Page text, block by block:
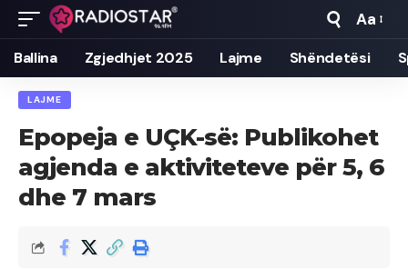
Font
Resizer
Aa
Ballina Zgjedhjet 2025 Lajme Shëndetësi
LAJME
Epopeja e UÇK-së: Publikohet
agjenda e aktiviteteve për 5, 6
dhe 7 mars